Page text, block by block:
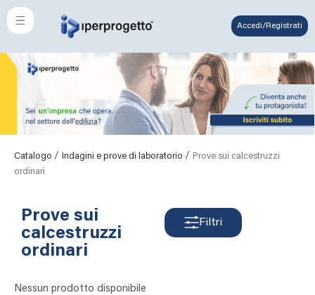
Accedi/Registrati
Catalogo / Indagini e prove di laboratorio / Prove sui calcestruzzi
ordinari
Prove sui
calcestruzzi
ordinari
Filtri
Nessun prodotto disponibile